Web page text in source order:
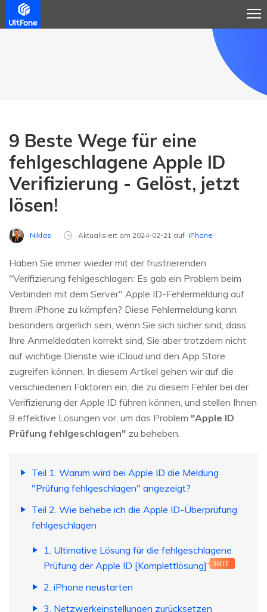
9 Beste Wege für eine
fehlgeschlagene Apple ID
Verifizierung - Gelöst, jetzt
lösen!
Niklas Aktualisiert am 2024-02-21 auf iPhone
Haben Sie immer wieder mit der frustrierenden
"Verifizierung fehlgeschlagen: Es gab ein Problem beim
Verbinden mit dem Server" Apple ID-Fehlermeldung auf
Ihrem iPhone zu kämpfen? Diese Fehlermeldung kann
besonders ärgerlich sein, wenn Sie sich sicher sind, dass
Ihre Anmeldedaten korrekt sind, Sie aber trotzdem nicht
auf wichtige Dienste wie iCloud und den App Store
zugreifen können. In diesem Artikel gehen wir auf die
verschiedenen Faktoren ein, die zu diesem Fehler bei der
Verifizierung der Apple ID führen können, und stellen Ihnen
9 effektive Lösungen vor, um das Problem "Apple ID
Prüfung fehlgeschlagen" zu beheben.
Teil 1. Warum wird bei Apple ID die Meldung
"Prüfung fehlgeschlagen" angezeigt?
Teil 2. Wie behebe ich die Apple ID-Überprüfung
fehlgeschlagen
1. Ultimative Lösung für die fehlgeschlagene
Prüfung der Apple ID [Komplettlösung]
HOT
2. iPhone neustarten
3. Netzwerkeinstellungen zurücksetzen